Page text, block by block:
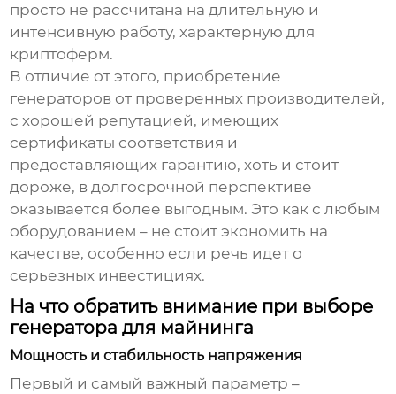
просто не рассчитана на длительную и
интенсивную работу, характерную для
криптоферм.
В отличие от этого, приобретение
генераторов от проверенных производителей,
с хорошей репутацией, имеющих
сертификаты соответствия и
предоставляющих гарантию, хоть и стоит
дороже, в долгосрочной перспективе
оказывается более выгодным. Это как с любым
оборудованием – не стоит экономить на
качестве, особенно если речь идет о
серьезных инвестициях.
На что обратить внимание при выборе
генератора для майнинга
Мощность и стабильность напряжения
Первый и самый важный параметр –